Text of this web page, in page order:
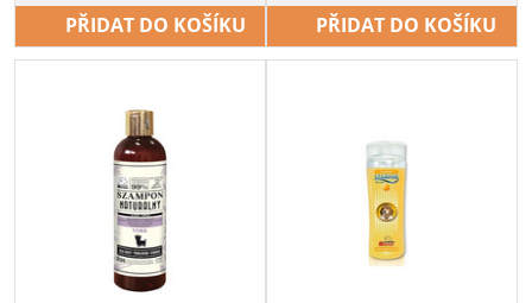
PŘIDAT DO KOŠÍKU PŘIDAT DO KOŠÍKU